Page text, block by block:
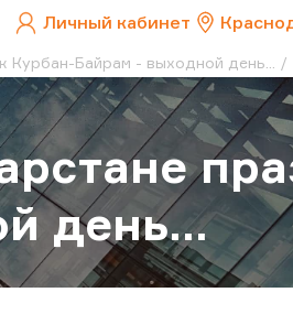
Личный кабинет
Курбан-Байрам - выходной день...
день...